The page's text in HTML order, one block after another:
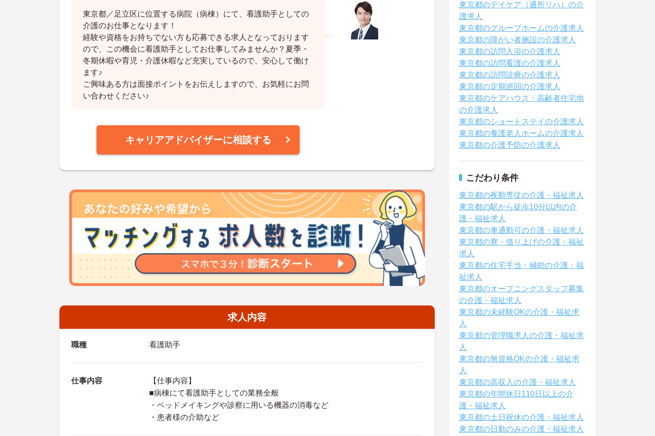
東京都／足立区に位置する病院（病棟）にて、看護助手としての
介護のお仕事となります！
経験や資格をお持ちでない方も応募できる求人となっております
ので、この機会に看護助手としてお仕事してみませんか？夏季・
冬期休暇や育児・介護休暇など充実しているので、安心して働け
ます♪
ご興味ある方は面接ポイントをお伝えしますので、お気軽にお問
い合わせください♪
キャリアアドバイザーに相談する
求人内容
職種 看護助手
仕事内容
【仕事内容】
■病棟にて看護助手としての業務全般
・ベッドメイキングや診察に用いる機器の消毒など
・患者様の介助など
東京都のデイケア（通所リハ）の介
護求人
東京都のグループホームの介護求人
東京都の障がい者施設の介護求人
東京都の訪問入浴の介護求人
東京都の訪問看護の介護求人
東京都の訪問診療の介護求人
東京都の定期巡回の介護求人
東京都のケアハウス・高齢者住宅地
の介護求人
東京都のショートステイの介護求人
東京都の養護老人ホームの介護求人
東京都の介護予防の介護求人
こだわり条件
東京都の夜勤専従の介護・福祉求人
東京都の駅から徒歩10分以内の介
護・福祉求人
東京都の車通勤可の介護・福祉求人
東京都の寮・借り上げの介護・福祉
求人
東京都の住宅手当・補助の介護・福
祉求人
東京都のオープニングスタッフ募集
の介護・福祉求人
東京都の未経験OKの介護・福祉求
人
東京都の管理職求人の介護・福祉求
人
東京都の無資格OKの介護・福祉求
人
東京都の高収入の介護・福祉求人
東京都の年間休日110日以上の介
護・福祉求人
東京都の土日祝休の介護・福祉求人
東京都の日勤のみの介護・福祉求人